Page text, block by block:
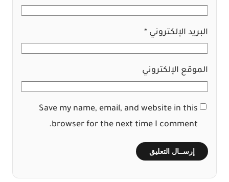
البريد الإلكتروني *
الموقع الإلكتروني
Save my name, email, and website in this
browser for the next time I comment.